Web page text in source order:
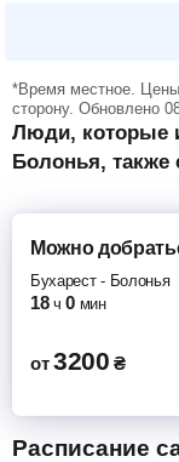
*Время местное.
сторону. Обновлено
Люди, которые
Болонья,
Можно
Бухарест- Болонья
18 ч 0 мин
от 3200 ₴
Расписание